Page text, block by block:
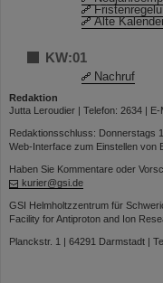
Alte
KW:01
Nachruf
Redaktion
Jutta Leroudier | Telefon: 2634 | E-
Redaktionsschluss: Donnerstags
Web-Interface zum Einstellen von
Haben Sie Kommentare oder
kurier@gsi.de
GSI Helmholtzzentrum für
Facility for Antiproton and Ion
Planckstr. 1 | 64291 Darmstadt |